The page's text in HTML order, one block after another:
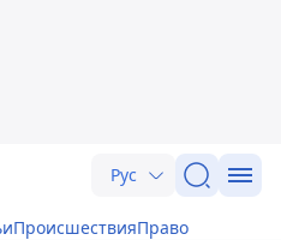
Рус
ПроисшествияПраво